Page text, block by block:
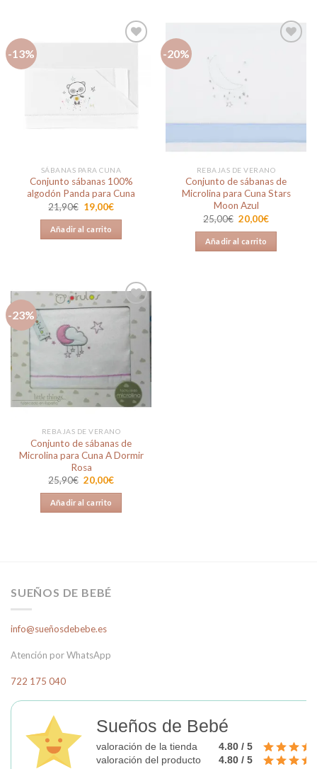
-13%
deseos
SÁBANAS PARA CUNA
Conjunto sábanas 100%
algodón Panda para Cuna
21,90€ El
precio
original
era:
21,90€.
19,00€El
19,00€.
Añadir al carrito
-20%
REBAJAS DE VERANO
Conjunto de sábanas de
Microlina para Cuna Stars
Moon Azul
25,00€ El
precio
original
era:
25,00€.
20,00€El
20,00€.
Añadir al carrito
-23%
Añadir
a la
lista de
deseos
REBAJAS DE VERANO
Conjunto de sábanas de
Microlina para Cuna A Dormir
Rosa
25,90€ El
precio
original
era:
25,90€.
20,00€El
20,00€.
Añadir al carrito
SUEÑOS DE BEBÉ
info@sueñosdebebe.es
Atención por WhatsApp
722 175 040
Sueños de Bebé
valoración de la tienda
4.80 / 5
valoración del producto
4.80 / 5